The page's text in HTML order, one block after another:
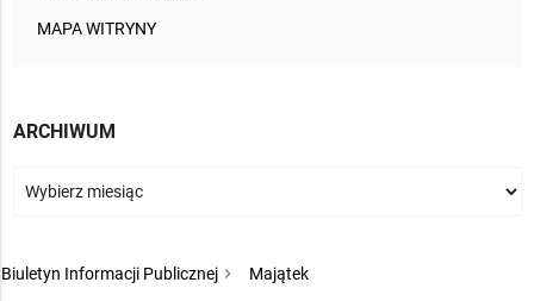
MAPA WITRYNY
ARCHIWUM
Biuletyn Informacji Publicznej Majątek